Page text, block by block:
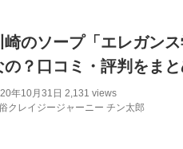
崎のソープ「エレガン
の？口コミ・評判をま
年10月31日 2,131 views
クレイジージャーニー チン太郎